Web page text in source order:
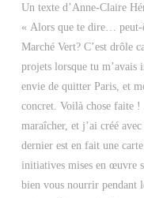
Un texte d’Anne-Claire
« Alors que te dire… peut-
Marché Vert? C’est drôle
projets lorsque tu
envie de quitter Paris, et
concret. Voilà chose faite
maraîcher, et j’ai créé
dernier est en fait une
initiatives mises en œuvre
bien vous nourrir pendant